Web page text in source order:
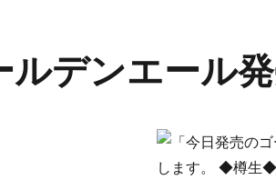
ルデンエール